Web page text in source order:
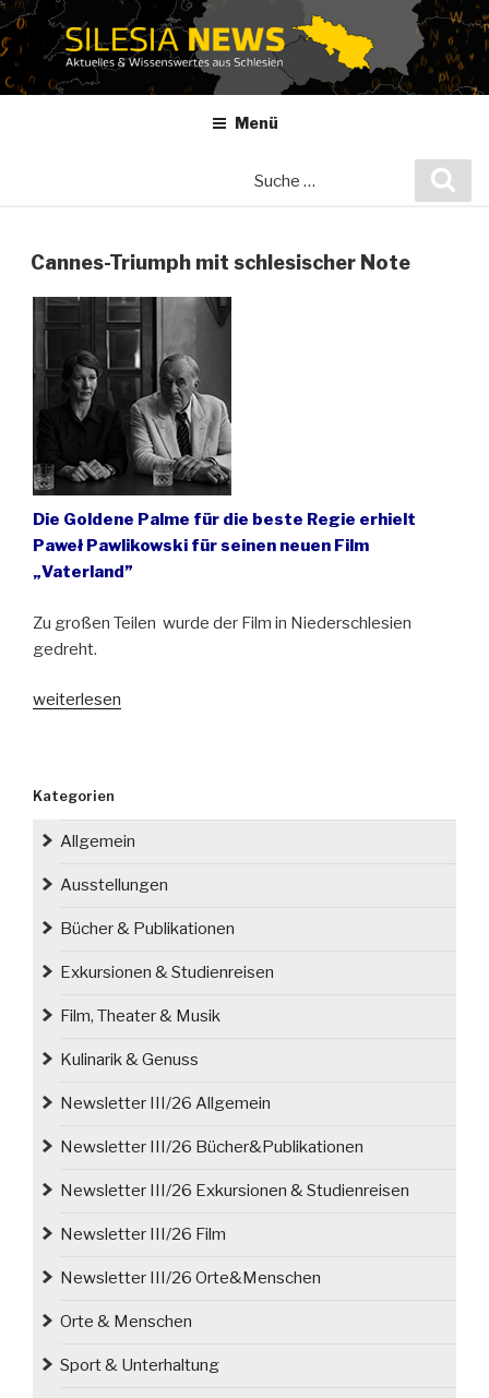
Zum
Inhalt
springen
Menü
Cannes-Triumph mit schlesischer Note
Die Goldene Palme für die beste Regie erhielt
Paweł Pawlikowski für seinen neuen Film
„Vaterland”
Zu großen Teilen wurde der Film in Niederschlesien
gedreht.
„Cannes-
Note“
weiterlesen
Kategorien
Allgemein
Ausstellungen
Bücher & Publikationen
Exkursionen & Studienreisen
Film, Theater & Musik
Kulinarik & Genuss
Newsletter III/26 Allgemein
Newsletter III/26 Bücher&Publikationen
Newsletter III/26 Exkursionen & Studienreisen
Newsletter III/26 Film
Newsletter III/26 Orte&Menschen
Orte & Menschen
Sport & Unterhaltung